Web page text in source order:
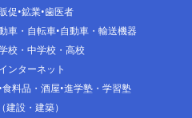
促 鉱業 歯医者
車・自転車 自動車・輸送機器
校・中学校・高校
ンターネット
食料品・酒屋 進学塾・学習塾
建設・建築）